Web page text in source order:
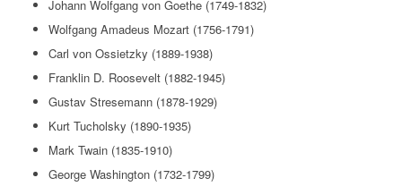
Johann Wolfgang von Goethe (1749-1832)
Wolfgang Amadeus Mozart (1756-1791)
Carl von Ossietzky (1889-1938)
Franklin D. Roosevelt (1882-1945)
Gustav Stresemann (1878-1929)
Kurt Tucholsky (1890-1935)
Mark Twain (1835-1910)
George Washington (1732-1799)